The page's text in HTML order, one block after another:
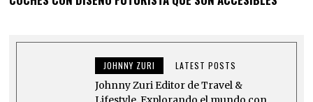
JOHNNY ZURI LATEST POSTS
Johnny Zuri Editor de Travel &